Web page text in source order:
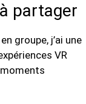
partager
groupe, j’ai une
VR